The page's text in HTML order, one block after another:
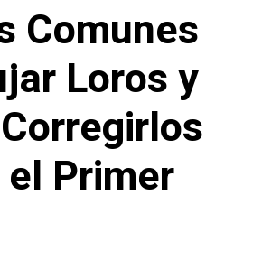
Comunes
Loros y
Primer